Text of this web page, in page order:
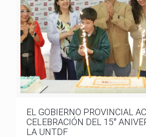
EL GOBIERNO PROVINCIAL
CELEBRACIÓN DEL 15°
LA UNTDF